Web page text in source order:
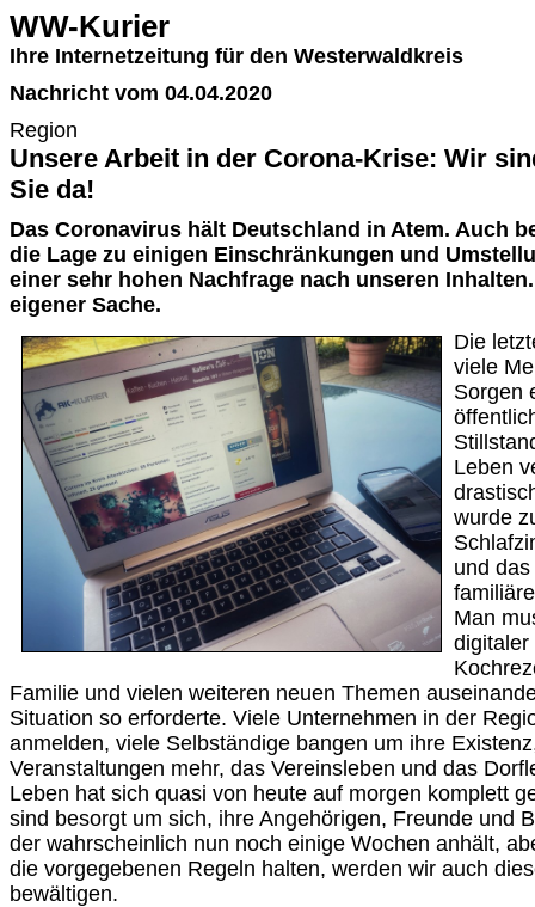
WW-Kurier
Ihre Internetzeitung für den Westerwaldkreis
Nachricht vom 04.04.2020
Region
Unsere Arbeit in der Corona-Krise: Wir
Sie da!
Das Coronavirus hält Deutschland in Atem. Auch
die Lage zu einigen Einschränkungen und
einer sehr hohen Nachfrage nach unseren
eigener Sache.
Die
viele
Sorgen
Leben
wurde
und
Man
digitaler
Familie und vielen weiteren neuen Themen
Situation so erforderte. Viele Unternehmen in der
anmelden, viele Selbständige bangen um ihre
Veranstaltungen mehr, das Vereinsleben und das
Leben hat sich quasi von heute auf morgen komplett
sind besorgt um sich, ihre Angehörigen, Freunde und
der wahrscheinlich nun noch einige Wochen anhält,
die vorgegebenen Regeln halten, werden wir auch
bewältigen.